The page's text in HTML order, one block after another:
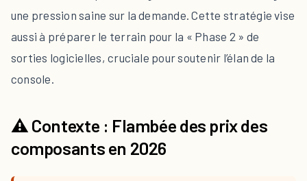
une pression saine sur la demande. Cette stratégie vise
aussi à préparer le terrain pour la « Phase 2 » de
sorties logicielles, cruciale pour soutenir l’élan de la
console.
⚠️ Contexte : Flambée des prix des
composants en 2026